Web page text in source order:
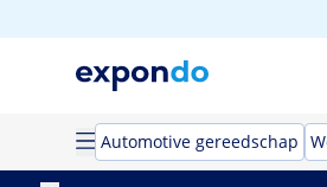
Automotive gereedschap